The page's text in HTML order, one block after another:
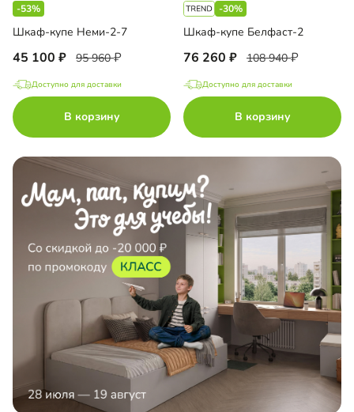
-53%
Шкаф-купе Неми-2-7
45 100 95 960
Доступно для доставки
В корзину
-30%
Шкаф-купе Белфаст-2
76 260 108 940
Доступно для доставки
В корзину